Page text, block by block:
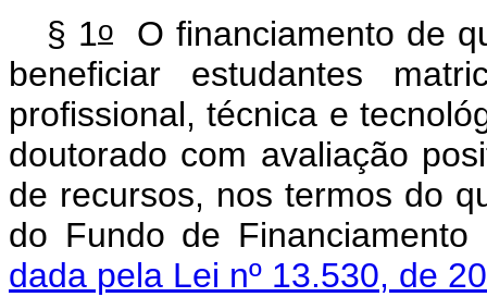
§ 1o O financiamento de
beneficiar estudantes
profissional, técnica e
doutorado com avaliação
de recursos, nos termos do
do Fundo de
dada pela Lei nº 13.530, de